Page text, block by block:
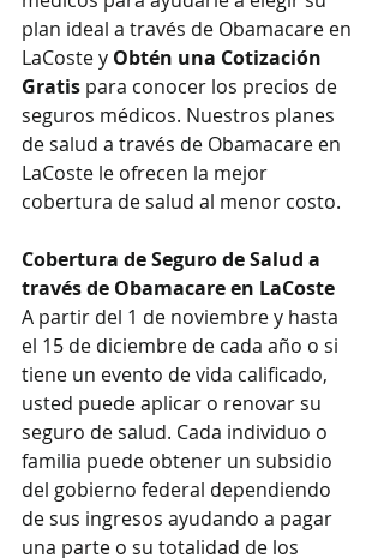
plan ideal a través de Obamacare en
LaCoste y Obtén una Cotización
Gratis para conocer los precios de
seguros médicos. Nuestros planes
de salud a través de Obamacare en
LaCoste le ofrecen la mejor
cobertura de salud al menor costo.
Cobertura de Seguro de Salud a
través de Obamacare en LaCoste
A partir del 1 de noviembre y hasta
el 15 de diciembre de cada año o si
tiene un evento de vida calificado,
usted puede aplicar o renovar su
seguro de salud. Cada individuo o
familia puede obtener un subsidio
del gobierno federal dependiendo
de sus ingresos ayudando a pagar
una parte o su totalidad de los